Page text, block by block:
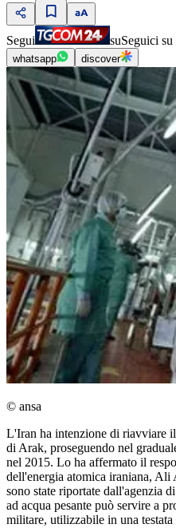
Segui suSeguici su
whatsapp discover
© ansa
L'Iran ha intenzione di riavviare il
di Arak, proseguendo nel
nel 2015. Lo ha affermato il
dell'energia atomica iraniana,
sono state riportate dall'agenzia
ad acqua pesante può servire a
militare, utilizzabile in una testata